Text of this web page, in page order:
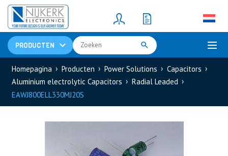
PRODUCTEN
Resistors(781)
Shunt Resistor
Homepagina Producten Power Solutions
Capacitors
Aluminium electrolytic Capacitors
Radial Leaded
EAWJ800ELL330MJ20S